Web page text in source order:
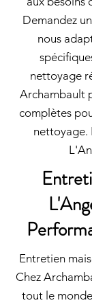
Demandez
nous
nettoyage
Archambault
complètes
nettoyage.
Entretien
Chez
tout le